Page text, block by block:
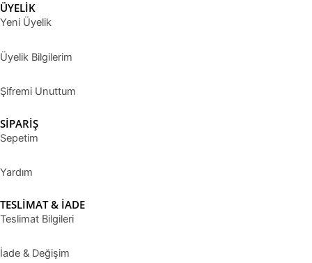
ÜYELİK
Yeni Üyelik
Üyelik Bilgilerim
Şifremi Unuttum
SİPARİŞ
Sepetim
Yardım
TESLİMAT & İADE
Teslimat Bilgileri
İade & Değişim